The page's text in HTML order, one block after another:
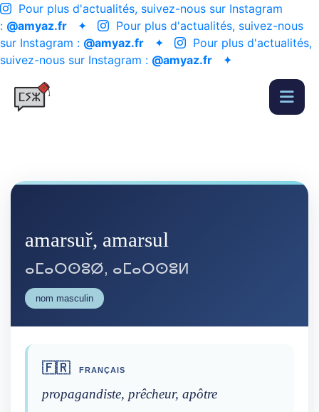
Pour plus d'actualités, suivez-nous sur Instagram
: @amyaz.fr ✦
Pour plus d'actualités, suivez-nous
sur Instagram : @amyaz.fr ✦
Pour plus d'actualités,
suivez-nous sur Instagram : @amyaz.fr ✦
amarsuř, amarsul
ⴰⵎⴰⵔⵙⵓⵁ, ⴰⵎⴰⵔⵙⵓⵍ
nom masculin
🇫🇷 FRANÇAIS
propagandiste, prêcheur, apôtre